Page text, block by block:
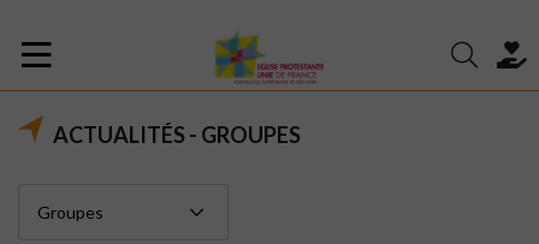
ACTUALITÉS - GROUPES